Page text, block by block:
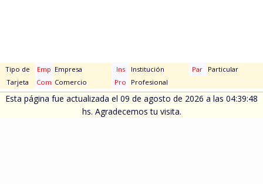
Tipo de
Tarjeta
Emp Empresa Ins Institución Par
Particular
Com Comercio Pro Profesional
Esta página fue actualizada el 09 de agosto de 2026 a las 04:39:48
hs. Agradecemos tu visita.